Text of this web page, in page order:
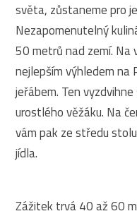
světa, zůstaneme pro
Nezapomenutelný
50 metrů nad zemí. Na
nejlepším výhledem
jeřábem. Ten
urostlého věžáku. Na
vám pak ze středu
jídla.
Zážitek trvá 40 až 60